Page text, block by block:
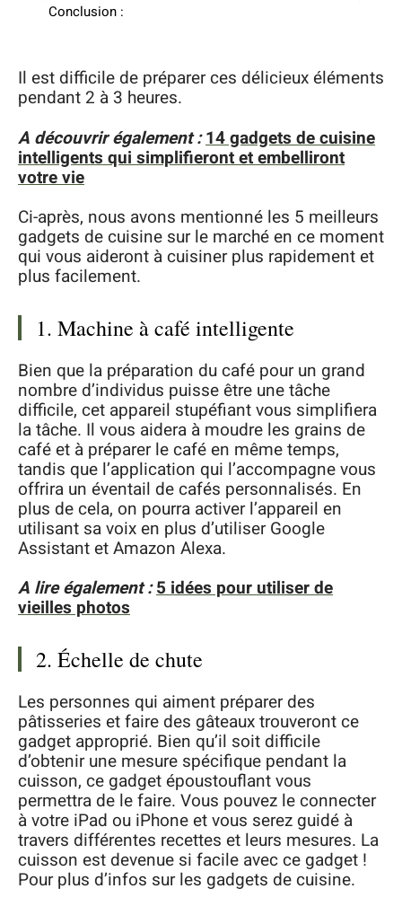
Conclusion :
Il est difficile de préparer ces délicieux éléments
pendant 2 à 3 heures.
A découvrir également : 14 gadgets de cuisine
intelligents qui simplifieront et embelliront
votre vie
Ci-après, nous avons mentionné les 5 meilleurs
gadgets de cuisine sur le marché en ce moment
qui vous aideront à cuisiner plus rapidement et
plus facilement.
1. Machine à café intelligente
Bien que la préparation du café pour un grand
nombre d’individus puisse être une tâche
difficile, cet appareil stupéfiant vous simplifiera
la tâche. Il vous aidera à moudre les grains de
café et à préparer le café en même temps,
tandis que l’application qui l’accompagne vous
offrira un éventail de cafés personnalisés. En
plus de cela, on pourra activer l’appareil en
utilisant sa voix en plus d’utiliser Google
Assistant et Amazon Alexa.
A lire également :5 idées pour utiliser de
vieilles photos
2. Échelle de chute
Les personnes qui aiment préparer des
pâtisseries et faire des gâteaux trouveront ce
gadget approprié. Bien qu’il soit difficile
d’obtenir une mesure spécifique pendant la
cuisson, ce gadget époustouflant vous
permettra de le faire. Vous pouvez le connecter
à votre iPad ou iPhone et vous serez guidé à
travers différentes recettes et leurs mesures. La
cuisson est devenue si facile avec ce gadget !
Pour plus d’infos sur les gadgets de cuisine.